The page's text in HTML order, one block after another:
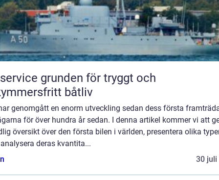
för tryggt och
båtliv
genomgått en enorm utveckling sedan dess första
för över hundra år sedan. I denna artikel kommer vi att
översikt över den första bilen i världen, presentera olika
deras kvantita...
30 juli